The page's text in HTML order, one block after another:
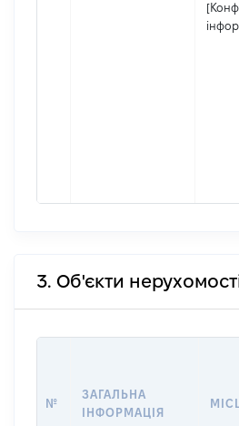
3. Об'єкти
№
ЗАГАЛЬНА
ІНФОРМАЦІЯ